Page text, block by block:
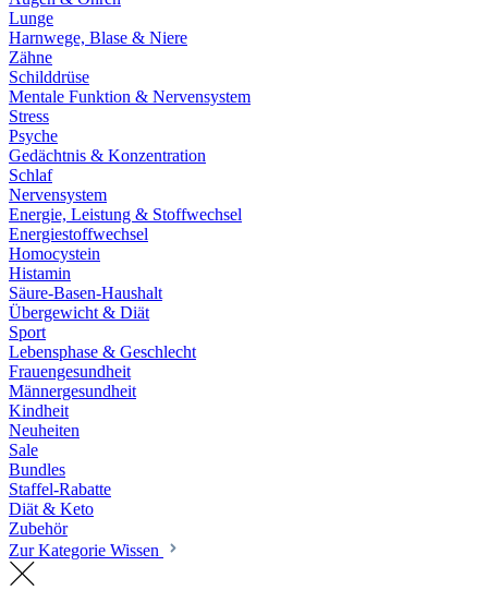
Lunge
Harnwege, Blase & Niere
Zähne
Schilddrüse
Mentale Funktion & Nervensystem
Stress
Psyche
Gedächtnis & Konzentration
Schlaf
Nervensystem
Energie, Leistung & Stoffwechsel
Energiestoffwechsel
Homocystein
Histamin
Säure-Basen-Haushalt
Übergewicht & Diät
Sport
Lebensphase & Geschlecht
Frauengesundheit
Männergesundheit
Kindheit
Neuheiten
Sale
Bundles
Staffel-Rabatte
Diät & Keto
Zubehör
Zur Kategorie Wissen